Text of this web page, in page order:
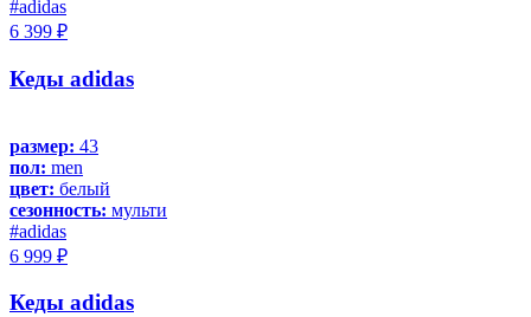
#adidas
6 399 ₽
Кеды adidas
размер: 43
пол: men
цвет: белый
сезонность: мульти
#adidas
6 999 ₽
Кеды adidas